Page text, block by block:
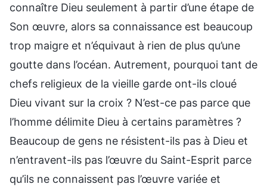
connaître Dieu seulement à partir d’une étape de
Son œuvre, alors sa connaissance est beaucoup
trop maigre et n’équivaut à rien de plus qu’une
goutte dans l’océan. Autrement, pourquoi tant de
chefs religieux de la vieille garde ont-ils cloué
Dieu vivant sur la croix ? N’est-ce pas parce que
l’homme délimite Dieu à certains paramètres ?
Beaucoup de gens ne résistent-ils pas à Dieu et
n’entravent-ils pas l’œuvre du Saint-Esprit parce
qu’ils ne connaissent pas l’œuvre variée et